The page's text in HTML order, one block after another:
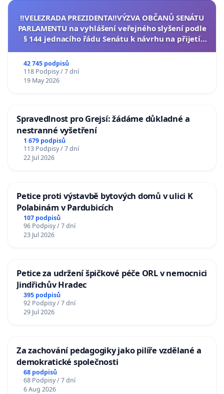
‼️VELEZRADA PREZIDENTA‼️VÝZVA OBČANŮ SENÁTU
PARLAMENTU na vyhlášení veřejného slyšení podle
§ 144 jednacího řádu Senátu k návrhu na přijetí
42 745 podpisů
118 Podpisy / 7 dní
19 May 2026
Spravedlnost pro Grejsí: žádáme důkladné a
nestranné vyšetření
1 679 podpisů
113 Podpisy / 7 dní
22 Jul 2026
Petice proti výstavbě bytových domů v ulici K
Polabinám v Pardubicích
107 podpisů
96 Podpisy / 7 dní
23 Jul 2026
Petice za udržení špičkové péče ORL v nemocnici
Jindřichův Hradec
395 podpisů
92 Podpisy / 7 dní
29 Jul 2026
Za zachování pedagogiky jako pilíře vzdělané a
demokratické společnosti
68 podpisů
68 Podpisy / 7 dní
6 Aug 2026